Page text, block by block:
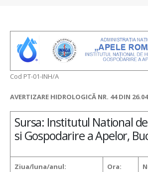
Cod PT-01-INH/A
AVERTIZARE HIDROLOGICĂ NR. 44 DIN
Sursa: Institutul National
si Gospodarire a Apelor,
Ziua/luna/anul:
Ora: